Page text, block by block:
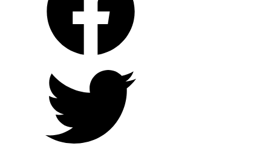
HOA NẮNG FARM THÀNH CÔNG
TĂNG HƠN 20% NĂNG SUẤT LÚA